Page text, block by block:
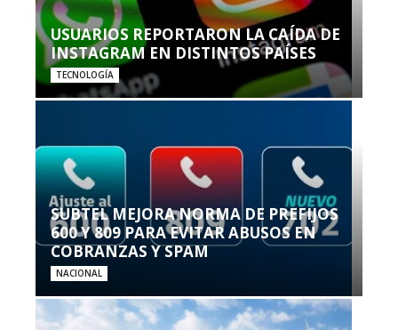
USUARIOS REPORTARON LA CAÍDA DE
INSTAGRAM EN DISTINTOS PAÍSES
TECNOLOGÍA
SUBTEL MEJORA NORMA DE PREFIJOS
600 Y 809 PARA EVITAR ABUSOS EN
COBRANZAS Y SPAM
NACIONAL